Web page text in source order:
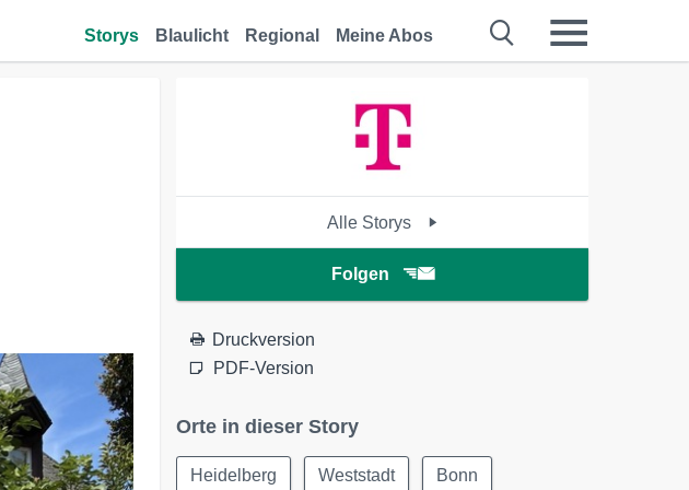
Storys Blaulicht Regional Meine Abos
Alle Storys
Folgen
Druckversion
PDF-Version
Orte in dieser Story
Heidelberg Weststadt Bonn